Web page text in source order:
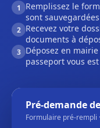
1
Remplissez le
sont
2 Recevez votre
documents à
3 Déposez en
passeport vous
Pré-demande
Formulaire pré-rempli